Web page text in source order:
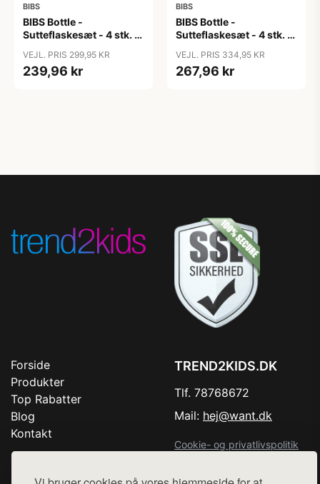
BIBS
BIBS Bottle -
Sutteflaskesæt - 4 stk. -
- Ivory
VEJL. PRIS 299,95 KR
239,96 kr
BIBS
BIBS Bottle -
Sutteflaskesæt - 4 stk. -
270ml - Ivory
VEJL. PRIS 334,95 KR
267,96 kr
Forside
Produkter
Top Rabatter
Blog
Kontakt
TREND2KIDS.DK
Tlf. 78768672
Mail: hej@want.dk
Cookie- og privatlivspolitik